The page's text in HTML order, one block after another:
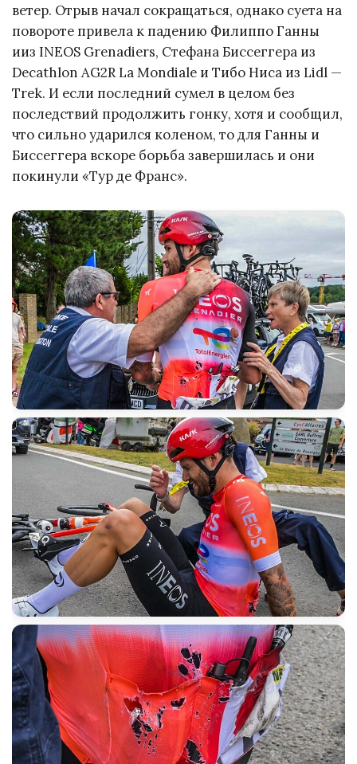
ветер. Отрыв начал сокращаться, однако суета на
повороте привела к падению Филиппо Ганны
ииз INEOS Grenadiers, Стефана Биссеггера из
Decathlon AG2R La Mondiale и Тибо Ниса из Lidl —
Trek. И если последний сумел в целом без
последствий продолжить гонку, хотя и сообщил,
что сильно ударился коленом, то для Ганны и
Биссеггера вскоре борьба завершилась и они
покинули «Тур де Франс».